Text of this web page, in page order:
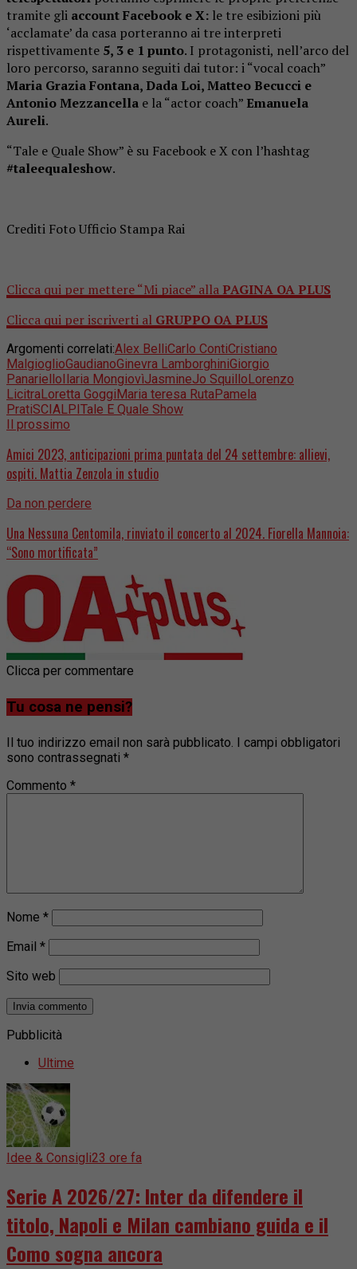
tramite gli account Facebook e X: le tre esibizioni più
‘acclamate’ da casa porteranno ai tre interpreti
rispettivamente 5, 3 e 1 punto. I protagonisti, nell’arco del
loro percorso, saranno seguiti dai tutor: i “vocal coach”
Maria Grazia Fontana, Dada Loi, Matteo Becucci e
Antonio Mezzancella e la “actor coach” Emanuela
Aureli.
“Tale e Quale Show” è su Facebook e X con l’hashtag
#taleequaleshow.
Crediti Foto Ufficio Stampa Rai
Clicca qui per mettere “Mi piace” alla PAGINA OA PLUS
Clicca qui per iscriverti al GRUPPO OA PLUS
Argomenti correlati:Alex BelliCarlo ContiCristiano
MalgioglioGaudianoGinevra LamborghiniGiorgio
PanarielloIlaria MongiovìJasmineJo SquilloLorenzo
LicitraLoretta GoggiMaria teresa RutaPamela
PratiSCIALPITale E Quale Show
Il prossimo
Amici 2023, anticipazioni prima puntata del 24 settembre: allievi,
ospiti. Mattia Zenzola in studio
Da non perdere
Una Nessuna Centomila, rinviato il concerto al 2024. Fiorella Mannoia:
“Sono mortificata”
Clicca per commentare
Tu cosa ne pensi?
Il tuo indirizzo email non sarà pubblicato.
I campi obbligatori
sono contrassegnati *
Commento *
Nome *
Email *
Sito web
Pubblicità
Ultime
Idee & Consigli23 ore fa
Serie A 2026/27: Inter da difendere il
titolo, Napoli e Milan cambiano guida e il
Como sogna ancora